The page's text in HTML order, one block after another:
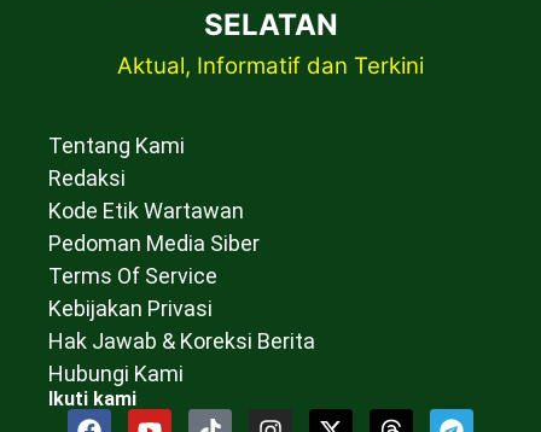
SELATAN
Aktual, Informatif dan Terkini
Tentang Kami
Redaksi
Kode Etik Wartawan
Pedoman Media Siber
Terms Of Service
Kebijakan Privasi
Hak Jawab & Koreksi Berita
Hubungi Kami
Ikuti kami